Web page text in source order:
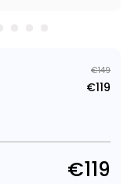
€149
€119
€119